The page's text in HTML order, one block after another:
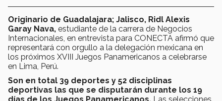
Originario de Guadalajara; Jalisco, Ridl Alexis
Garay Nava, estudiante de la carrera de Negocios
Internacionales, en entrevista para CONECTA afirmó que
representará con orgullo a la delegación mexicana en
los próximos XVIII Juegos Panamericanos a celebrarse
en Lima, Perú.
Son en total 39 deportes y 52 disciplinas
deportivas las que se disputarán durante los 19